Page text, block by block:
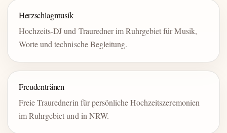
Herzschlagmusik
Hochzeits-DJ und Trauredner im Ruhrgebiet für Musik,
Worte und technische Begleitung.
Freudentränen
Freie Traurednerin für persönliche Hochzeitszeremonien
im Ruhrgebiet und in NRW.